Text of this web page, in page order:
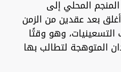
المحلي إلى
بعد عقدين من الزمن
وهو وقتًا
المتوهجة لتطالب بها